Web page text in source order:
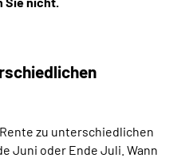
zu unterschiedlichen
Juni oder Ende Juli. Wann